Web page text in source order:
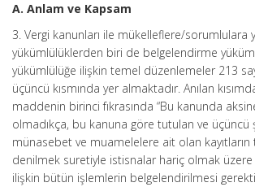
A. Anlam ve Kapsam
3. Vergi kanunları ile mükelleflere/sorumlulara
yükümlülüklerden biri de belgelendirme
yükümlülüğe ilişkin temel düzenlemeler 213
üçüncü kısmında yer almaktadır. Anılan
maddenin birinci fıkrasında “Bu kanunda
olmadıkça, bu kanuna göre tutulan ve üçüncü
münasebet ve muamelelere ait olan kayıtların
denilmek suretiyle istisnalar hariç olmak
ilişkin bütün işlemlerin belgelendirilmesi